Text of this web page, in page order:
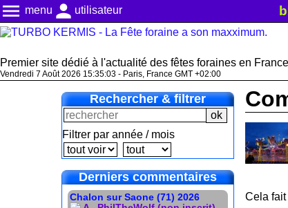
menu menu person utilisateur
Premier site dédié à l'actualité des fêtes foraines en France
Vendredi 7 Août 2026 15:35:04 - Paris, France GMT +02:00
Rechercher & filtrer
Filtrer par année / mois
Derniers commentaires
Chalon sur Saone (71) 2026
Cela